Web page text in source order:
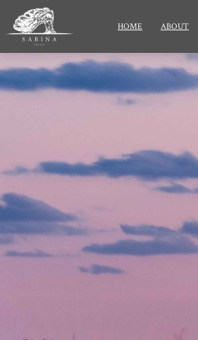
HOME ABOUT